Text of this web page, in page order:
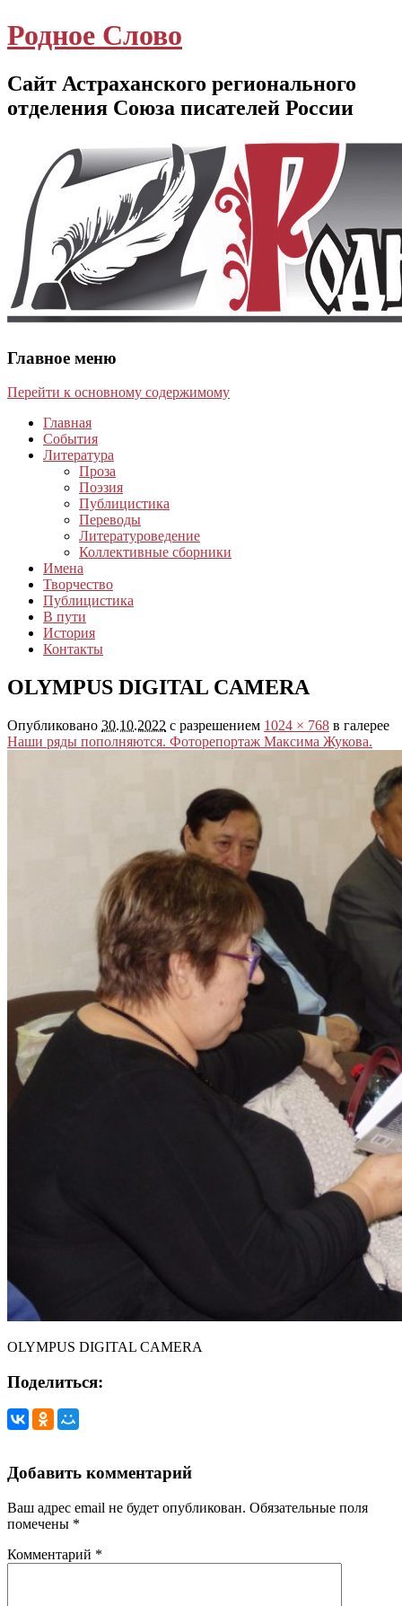
Родное Слово
Сайт Астраханского регионального
отделения Союза писателей России
Главное меню
Перейти к основному содержимому
Главная
События
Литература
Проза
Поэзия
Публицистика
Переводы
Литературоведение
Коллективные сборники
Имена
Творчество
Публицистика
В пути
История
Контакты
OLYMPUS DIGITAL CAMERA
Опубликовано 30.10.2022 с разрешением 1024 × 768 в галерее
Наши ряды пополняются. Фоторепортаж Максима Жукова.
OLYMPUS DIGITAL CAMERA
Поделиться:
Добавить комментарий
Ваш адрес email не будет опубликован. Обязательные поля
помечены *
Комментарий *